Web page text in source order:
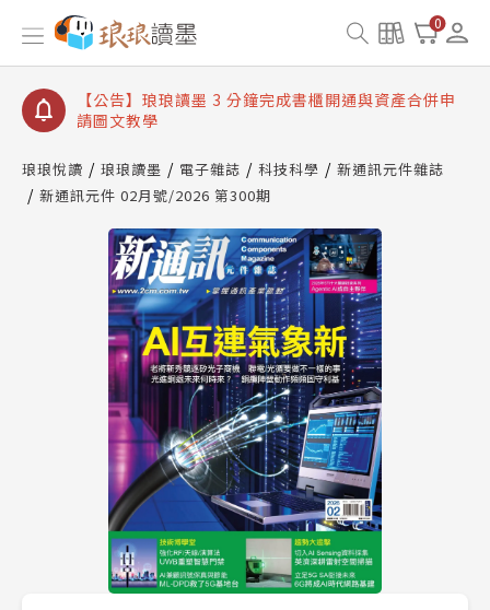
0
【公告】琅琅讀墨數位閱讀資產合併與書櫃開通申請
【公告】琅琅讀墨書櫃開通常見問題
【公告】琅琅讀墨 3 分鐘完成書櫃開通與資產合併申
請圖文教學
查詢
【公告】琅琅讀墨數位閱讀資產合併與書櫃開通申請
琅琅悅讀 琅琅讀墨 電子雜誌 科技科學
新通訊元件雜誌
新通訊元件 02月號/2026 第300期